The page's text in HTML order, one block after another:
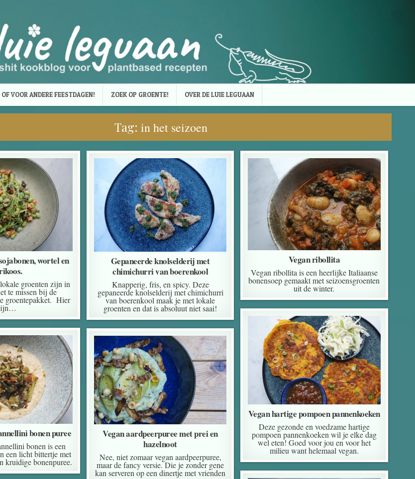
VOOR ANDERE FEESTDAGEN! ZOEK OP GROENTE! OVER DE LUIE LEGUAAN
Tag: in het seizoen
wortel en
groenten zijn in
te missen bij de
groentepakket. Hier
Gepaneerde knolselderij met
chimichurri van boerenkool
Knapperig, fris, en spicy. Deze
gepaneerde knolselderij met chimichurri
van boerenkool maak je met lokale
groenten en dat is absoluut niet saai!
Vegan ribollita
Vegan ribollita is een heerlijke Italiaanse
bonensoep gemaakt met seizoensgroenten
uit de winter.
Vegan hartige pompoen pannenkoeken
Deze gezonde en voedzame hartige
pompoen pannenkoeken wil je elke dag
wel eten! Goed voor jou en voor het
milieu want helemaal vegan.
bonen puree
bonen is een
een licht bittertje met
kruidige bonenpuree.
Vegan aardpeerpuree met prei en
hazelnoot
Nee, niet zomaar vegan aardpeerpuree,
maar de fancy versie. Die je zonder gene
kan serveren op een dinertje met vrienden